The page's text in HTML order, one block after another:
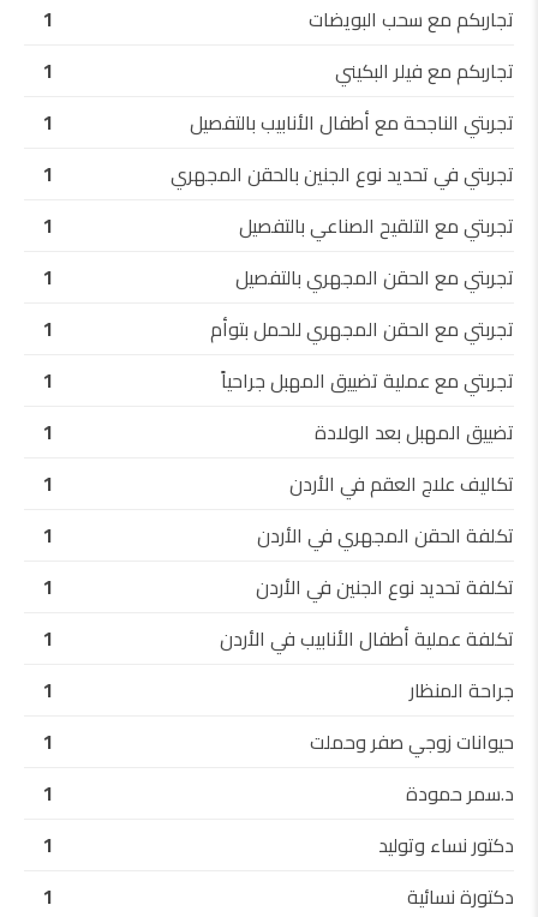
تجاربكم مع سحب البويضات
1
تجاربكم مع فيلر البكيني
1
تجربتي الناجحة مع أطفال الأنابيب بالتفصيل
1
تجربتي في تحديد نوع الجنين بالحقن المجهري
1
تجربتي مع التلقيح الصناعي بالتفصيل
1
تجربتي مع الحقن المجهري بالتفصيل
1
تجربتي مع الحقن المجهري للحمل بتوأم
1
تجربتي مع عملية تضييق المهبل جراحياً
1
تضييق المهبل بعد الولادة
1
تكاليف علاج العقم في الأردن
1
تكلفة الحقن المجهري في الأردن
1
تكلفة تحديد نوع الجنين في الأردن
1
تكلفة عملية أطفال الأنابيب في الأردن
1
جراحة المنظار
1
حيوانات زوجي صفر وحملت
1
د.سمر حمودة
1
دكتور نساء وتوليد
1
دكتورة نسائية
1